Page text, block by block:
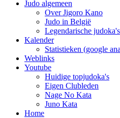
Judo algemeen
Over Jigoro Kano
Judo in België
Legendarische judoka's
Kalender
Statistieken (google
Weblinks
Youtube
Huidige topjudoka's
Eigen Clubleden
Nage No Kata
Juno Kata
Home